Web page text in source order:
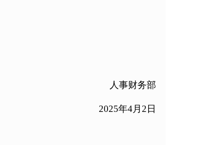
人事财务部
2025年4月2日